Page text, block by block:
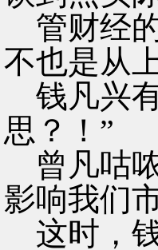
管财经
不也是从
钱凡兴
思？！”
曾凡咕
影响我们
这时，